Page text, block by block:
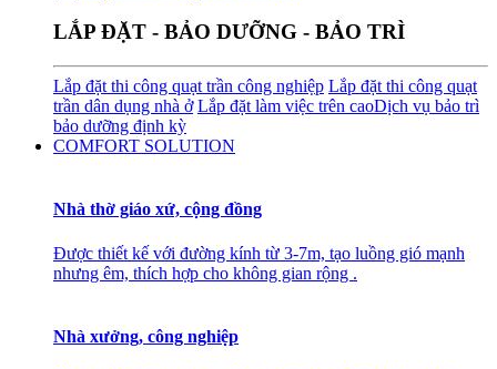
LẮP ĐẶT - BẢO DƯỠNG - BẢO TRÌ
Lắp đặt thi công quạt trần công nghiệp Lắp đặt thi công quạt
trần dân dụng nhà ở Lắp đặt làm việc trên caoDịch vụ bảo trì
bảo dưỡng định kỳ
COMFORT SOLUTION
Nhà thờ giáo xứ, cộng đồng
Được thiết kế với đường kính từ 3-7m, tạo luồng gió mạnh
nhưng êm, thích hợp cho không gian rộng .
Nhà xưởng, công nghiệp